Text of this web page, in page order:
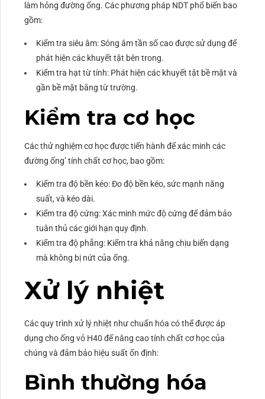
làm hỏng đường ống. Các phương pháp NDT phổ biến bao
gồm:
Kiểm tra siêu âm: Sóng âm tần số cao được sử dụng để
phát hiện các khuyết tật bên trong.
Kiểm tra hạt từ tính: Phát hiện các khuyết tật bề mặt và
gần bề mặt bằng từ trường.
Kiểm tra cơ học
Các thử nghiệm cơ học được tiến hành để xác minh các
đường ống’ tính chất cơ học, bao gồm:
Kiểm tra độ bền kéo: Đo độ bền kéo, sức mạnh năng
suất, và kéo dài.
Kiểm tra độ cứng: Xác minh mức độ cứng để đảm bảo
tuân thủ các giới hạn quy định.
Kiểm tra độ phẳng: Kiểm tra khả năng chịu biến dạng
mà không bị nứt của ống.
Xử lý nhiệt
Các quy trình xử lý nhiệt như chuẩn hóa có thể được áp
dụng cho ống vỏ H40 để nâng cao tính chất cơ học của
chúng và đảm bảo hiệu suất ổn định:
Bình thường hóa